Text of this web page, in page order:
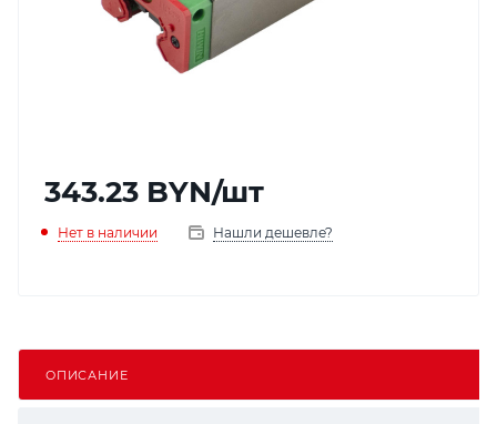
343.23 BYN/шт
Нет в наличии Нашли дешевле?
ОПИСАНИЕ